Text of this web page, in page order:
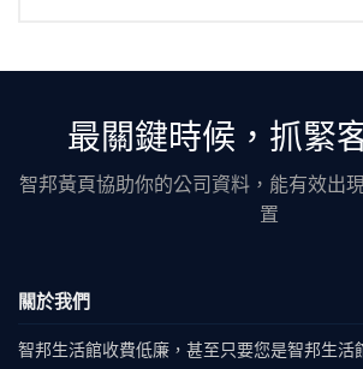
最關鍵時候，抓緊
智邦黃頁協助你的公司資料，能有效出
置
關於我們
智邦生活館收費低廉，甚至只要您是智邦生活